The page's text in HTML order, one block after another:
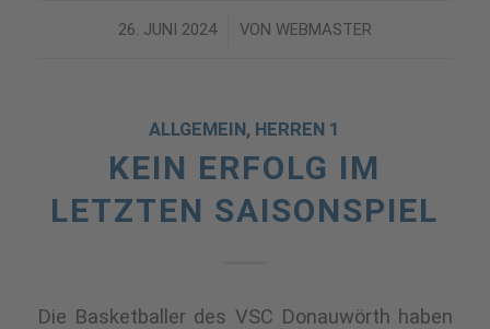
26. JUNI 2024
/ VON WEBMASTER
ALLGEMEIN , HERREN 1
KEIN ERFOLG IM
LETZTEN SAISONSPIEL
Die Basketballer des VSC Donauwörth haben